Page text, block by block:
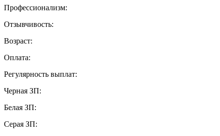
Профессионализм:
Отзывчивость:
Возраст:
Оплата:
Регулярность выплат:
Черная ЗП:
Белая ЗП:
Серая ЗП: